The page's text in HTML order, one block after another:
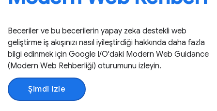
Beceriler ve bu becerilerin yapay zeka destekli web
geliştirme iş akışınızı nasıl iyileştirdiği hakkında daha fazla
bilgi edinmek için Google I / O'daki Modern Web Guidance
(Modern Web Rehberliği) oturumunu izleyin.
Şimdi izle